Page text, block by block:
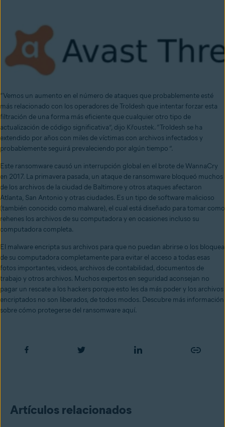
“Vemos un aumento en el número de ataques que probablemente esté
más relacionado con los operadores de Troldesh que intentar forzar esta
filtración de una forma más eficiente que cualquier otro tipo de
actualización de código significativa”, dijo Křoustek. “Troldesh se ha
extendido por años con miles de víctimas con archivos infectados y
probablemente seguirá prevaleciendo por algún tiempo ”.
Este ransomware causó un interrupción global en el brote de WannaCry
en 2017. La primavera pasada, un ataque de ransomware bloqueó muchos
de los archivos de la ciudad de Baltimore y otros ataques afectaron
Atlanta, San Antonio y otras ciudades. Es un tipo de software malicioso
(también conocido como malware), el cual está diseñado para tomar como
rehenes los archivos de su computadora y en ocasiones incluso su
computadora completa.
El malware encripta sus archivos para que no puedan abrirse o los bloquea
de su computadora completamente para evitar el acceso a todas esas
fotos importantes, videos, archivos de contabilidad, documentos de
trabajo y otros archivos. Muchos expertos en seguridad aconsejan no
pagar un rescate a los hackers porque esto les da más poder y los archivos
encriptados no son liberados, de todos modos. Descubre más información
sobre cómo protegerse del ransomware aquí.
Artículos relacionados